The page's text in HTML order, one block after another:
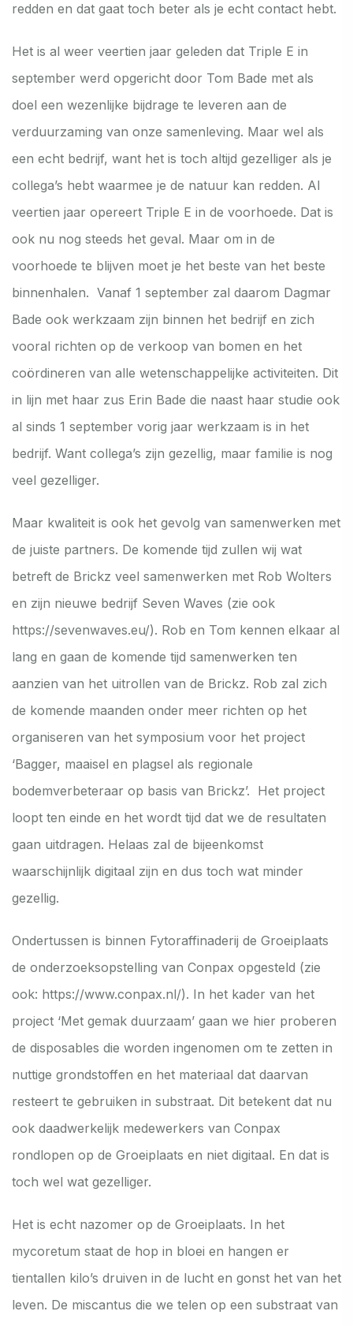
redden en dat gaat toch beter als je echt contact hebt.
Het is al weer veertien jaar geleden dat Triple E in
september werd opgericht door Tom Bade met als
doel een wezenlijke bijdrage te leveren aan de
verduurzaming van onze samenleving. Maar wel als
een echt bedrijf, want het is toch altijd gezelliger als je
collega’s hebt waarmee je de natuur kan redden. Al
veertien jaar opereert Triple E in de voorhoede. Dat is
ook nu nog steeds het geval. Maar om in de
voorhoede te blijven moet je het beste van het beste
binnenhalen. Vanaf 1 september zal daarom Dagmar
Bade ook werkzaam zijn binnen het bedrijf en zich
vooral richten op de verkoop van bomen en het
coördineren van alle wetenschappelijke activiteiten. Dit
in lijn met haar zus Erin Bade die naast haar studie ook
al sinds 1 september vorig jaar werkzaam is in het
bedrijf. Want collega’s zijn gezellig, maar familie is nog
veel gezelliger.
Maar kwaliteit is ook het gevolg van samenwerken met
de juiste partners. De komende tijd zullen wij wat
betreft de Brickz veel samenwerken met Rob Wolters
en zijn nieuwe bedrijf Seven Waves (zie ook
https://sevenwaves.eu/). Rob en Tom kennen elkaar al
lang en gaan de komende tijd samenwerken ten
aanzien van het uitrollen van de Brickz. Rob zal zich
de komende maanden onder meer richten op het
organiseren van het symposium voor het project
‘Bagger, maaisel en plagsel als regionale
bodemverbeteraar op basis van Brickz’. Het project
loopt ten einde en het wordt tijd dat we de resultaten
gaan uitdragen. Helaas zal de bijeenkomst
waarschijnlijk digitaal zijn en dus toch wat minder
gezellig.
Ondertussen is binnen Fytoraffinaderij de Groeiplaats
de onderzoeksopstelling van Conpax opgesteld (zie
ook: https://www.conpax.nl/). In het kader van het
project ‘Met gemak duurzaam’ gaan we hier proberen
de disposables die worden ingenomen om te zetten in
nuttige grondstoffen en het materiaal dat daarvan
resteert te gebruiken in substraat. Dit betekent dat nu
ook daadwerkelijk medewerkers van Conpax
rondlopen op de Groeiplaats en niet digitaal. En dat is
toch wel wat gezelliger.
Het is echt nazomer op de Groeiplaats. In het
mycoretum staat de hop in bloei en hangen er
tientallen kilo’s druiven in de lucht en gonst het van het
leven. De miscantus die we telen op een substraat van